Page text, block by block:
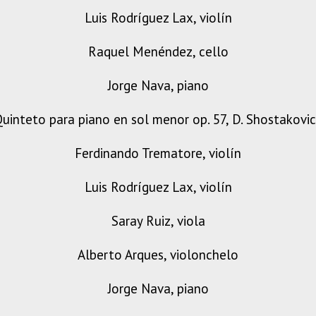
Luis Rodríguez Lax, violín
Raquel Menéndez, cello
Jorge Nava, piano
para piano en sol menor op. 57, D.
Ferdinando Trematore, violín
Luis Rodríguez Lax, violín
Saray Ruiz, viola
Alberto Arques, violonchelo
Jorge Nava, piano